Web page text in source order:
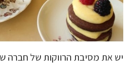
יש את מסיבת הרווקות של חברה